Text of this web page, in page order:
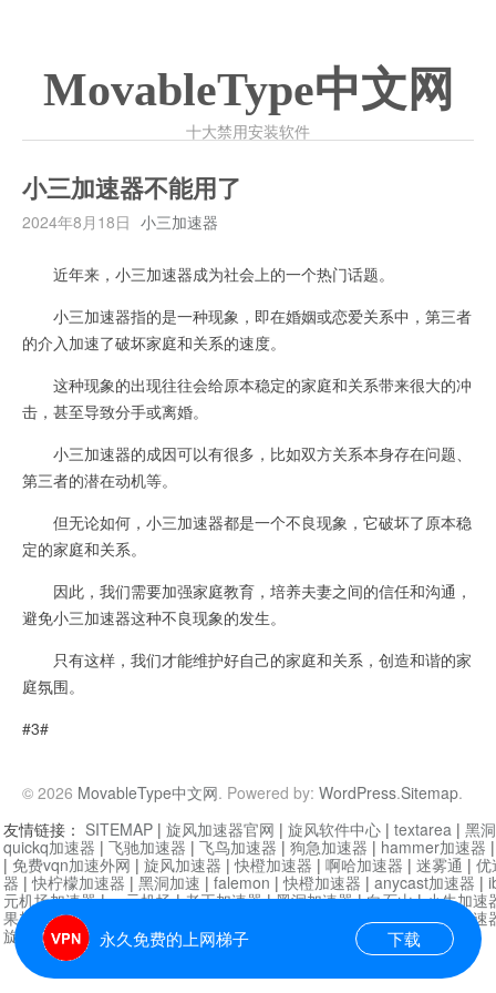
MovableType中文网
十大禁用安装软件
小三加速器不能用了
2024年8月18日 小三加速器
近年来，小三加速器成为社会上的一个热门话题。
小三加速器指的是一种现象，即在婚姻或恋爱关系中，第三者
的介入加速了破坏家庭和关系的速度。
这种现象的出现往往会给原本稳定的家庭和关系带来很大的冲
击，甚至导致分手或离婚。
小三加速器的成因可以有很多，比如双方关系本身存在问题、
第三者的潜在动机等。
但无论如何，小三加速器都是一个不良现象，它破坏了原本稳
定的家庭和关系。
因此，我们需要加强家庭教育，培养夫妻之间的信任和沟通，
避免小三加速器这种不良现象的发生。
只有这样，我们才能维护好自己的家庭和关系，创造和谐的家
庭氛围。
#3#
© 2026 MovableType中文网. Powered by: WordPress.Sitemap.
永久免费的上网梯子 下载
友情链接： SITEMAP | 旋风加速器官网 | 旋风软件中心 | textarea | 黑
quickq加速器 | 飞驰加速器 | 飞鸟加速器 | 狗急加速器 | hammer加速器
| 免费vqn加速外网 | 旋风加速器 |快橙加速器 | 啊哈加速器 | 迷雾通 | 优
器 |快柠檬加速器 | 黑洞加速 | falemon |快橙加速器 | anycast加速器 |
元机场加速器|一元机场|老王加速器|黑洞加速器|白石山|小牛加速
果加速器|黑洞加速 海鸥加速器|芒果加速
旋风加速器度器|哔咔漫画 |PicACG